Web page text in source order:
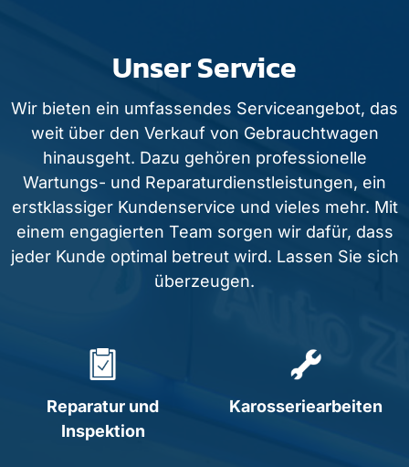
Unser Service
Wir bieten ein umfassendes Serviceangebot, das
weit über den Verkauf von Gebrauchtwagen
hinausgeht. Dazu gehören professionelle
Wartungs- und Reparaturdienstleistungen, ein
erstklassiger Kundenservice und vieles mehr. Mit
einem engagierten Team sorgen wir dafür, dass
jeder Kunde optimal betreut wird. Lassen Sie sich
überzeugen.
Reparatur und
Inspektion
Karosseriearbeiten